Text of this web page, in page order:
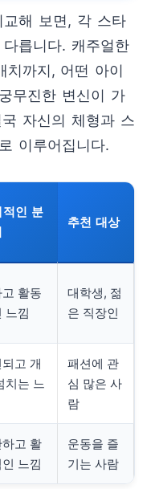
해 보면, 각 스타
릅니다. 캐주얼한
치까지, 어떤 아이
무진한 변신이 가
자신의 체형과 스
이루어집니다.
적인 분
추천 대상
활동
느낌
대학생, 젊
은 직장인
고 개
치는 느
패션에 관
심 많은 사
람
하고 활
느낌
운동을 즐
기는 사람